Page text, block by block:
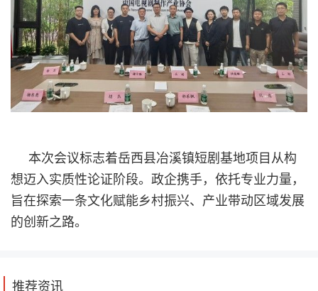
本次会议标志着岳西县冶溪镇短剧基地项目从构
想迈入实质性论证阶段。政企携手，依托专业力量，
旨在探索一条文化赋能乡村振兴、产业带动区域发展
的创新之路。
推荐资讯